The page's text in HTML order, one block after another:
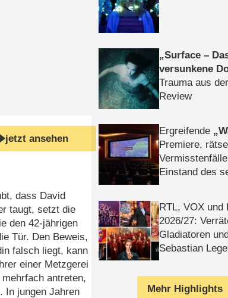
jetzt ansehen
dass David
taugt, setzt die
den 42-jährigen
Tür. Den Beweis,
falsch liegt, kann
einer Metzgerei
antreten,
In jungen Jahren
Surface –
versunkene
Trauma aus
Review
Ergreifende
Premiere,
Einstand des
RTL, VOX und
2026/​27:
Gladiatoren
Sebastian Lege
Mehr Highlights